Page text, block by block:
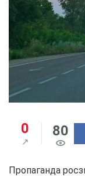
0 80
Пропаганда